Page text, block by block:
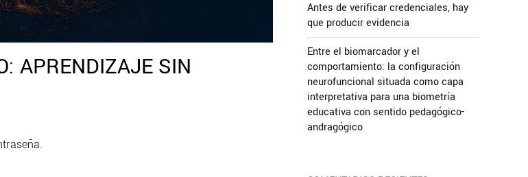
APRENDIZAJE SIN
Antes de verificar credenciales, hay
que producir evidencia
Entre el biomarcador y el
comportamiento: la configuración
neurofuncional situada como capa
interpretativa para una biometría
educativa con sentido pedagógico-
andragógico